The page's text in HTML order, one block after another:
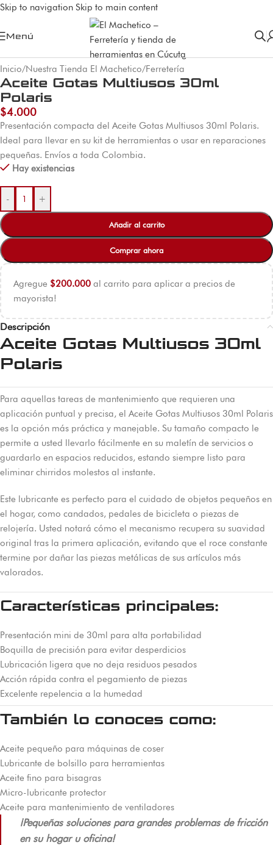
Skip to navigation Skip to main content
Menú
Inicio/Nuestra Tienda El Machetico/Ferretería
Aceite Gotas Multiusos 30ml
Polaris
$4.000
Presentación compacta del Aceite Gotas Multiusos 30ml Polaris.
Ideal para llevar en su kit de herramientas o usar en reparaciones
pequeñas. Envíos a toda Colombia.
Hay existencias
- +
Añadir al carrito
Comprar ahora
Agregue $200.000 al carrito para aplicar a precios de
mayorista!
Descripción
Aceite Gotas Multiusos 30ml
Polaris
Para aquellas tareas de mantenimiento que requieren una
aplicación puntual y precisa, el Aceite Gotas Multiusos 30ml Polaris
es la opción más práctica y manejable. Su tamaño compacto le
permite a usted llevarlo fácilmente en su maletín de servicios o
guardarlo en espacios reducidos, estando siempre listo para
eliminar chirridos molestos al instante.
Este lubricante es perfecto para el cuidado de objetos pequeños en
el hogar, como candados, pedales de bicicleta o piezas de
relojería. Usted notará cómo el mecanismo recupera su suavidad
original tras la primera aplicación, evitando que el roce constante
termine por dañar las piezas metálicas de sus artículos más
valorados.
Características principales:
Presentación mini de 30ml para alta portabilidad
Boquilla de precisión para evitar desperdicios
Lubricación ligera que no deja residuos pesados
Acción rápida contra el pegamiento de piezas
Excelente repelencia a la humedad
También lo conoces como:
Aceite pequeño para máquinas de coser
Lubricante de bolsillo para herramientas
Aceite fino para bisagras
Micro-lubricante protector
Aceite para mantenimiento de ventiladores
¡Pequeñas soluciones para grandes problemas de fricción
en su hogar u oficina!